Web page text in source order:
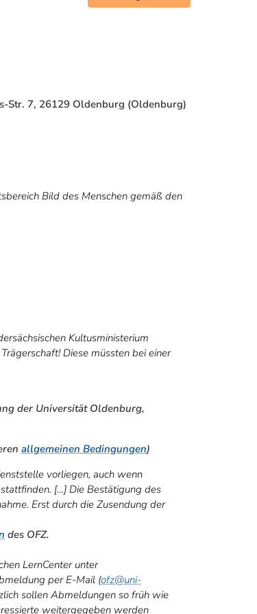
Str. 7, 26129 Oldenburg (Oldenburg)
Bild des Menschen gemäß den
Kultusministerium
Diese müssten bei einer
der Universität Oldenburg,
allgemeinen Bedingungen)
vorliegen, auch wenn
[…] Die Bestätigung des
Erst durch die Zusendung der
des OFZ.
LernCenter unter
per E-Mail (ofz@uni-
sollen Abmeldungen so früh wie
weitergegeben werden